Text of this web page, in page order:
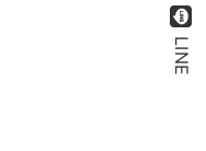
LINE